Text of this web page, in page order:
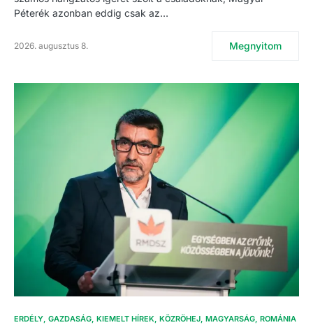
Péterék azonban eddig csak az…
2026. augusztus 8. Megnyitom
ERDÉLY GAZDASÁG KIEMELT HÍREK KÖZRÖHEJ MAGYARSÁG ROMÁNIA